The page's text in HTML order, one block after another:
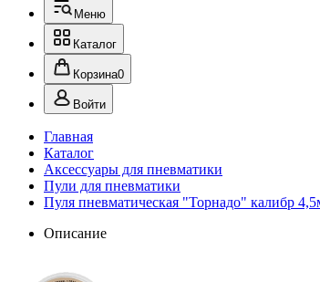
Меню
Каталог
Корзина0
Войти
Главная
Каталог
Аксессуары для пневматики
Пули для пневматики
Пуля пневматическая "Торнадо" калибр
Описание